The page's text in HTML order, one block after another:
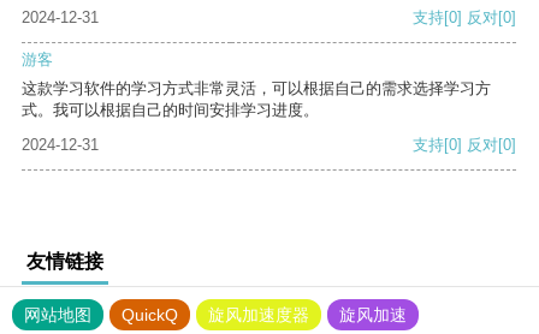
2024-12-31
支持[0] 反对[0]
游客
这款学习软件的学习方式非常灵活，可以根据自己的需求选择学习方
式。我可以根据自己的时间安排学习进度。
2024-12-31
支持[0] 反对[0]
友情链接
网站地图 QuickQ 旋风加速度器 旋风加速